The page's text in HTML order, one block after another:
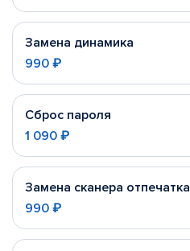
Замена динамика
990 ₽
Сброс пароля
1 090 ₽
Замена сканера отпечатка
990 ₽